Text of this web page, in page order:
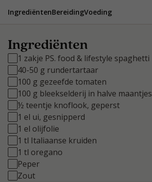
IngrediëntenBereidingVoeding
Ingrediënten
1 zakje PS. food & lifestyle spaghetti
40-50 g rundertartaar
100 g gezeefde tomaten
100 g bleekselderij in halve maantjes
½ teentje knoflook, geperst
1 el ui, gesnipperd
1 el olijfolie
1 tl Italiaanse kruiden
1 tl oregano
Peper
Zout